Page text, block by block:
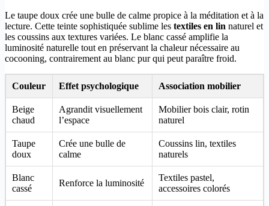
Le taupe doux crée une bulle de calme propice à la méditation et à la
lecture. Cette teinte sophistiquée sublime les textiles en lin naturel et
les coussins aux textures variées. Le blanc cassé amplifie la
luminosité naturelle tout en préservant la chaleur nécessaire au
cocooning, contrairement au blanc pur qui peut paraître froid.
Couleur Effet psychologique Association mobilier
Beige
chaud
Agrandit visuellement
l’espace
Mobilier bois clair, rotin
naturel
Taupe
doux
Crée une bulle de
calme
Coussins lin, textiles
naturels
Blanc
cassé
Renforce la luminosité
Textiles pastel,
accessoires colorés